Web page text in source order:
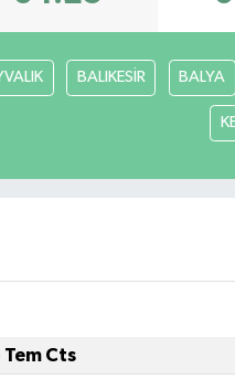
BALIKESİR BALYA
Tem Cts